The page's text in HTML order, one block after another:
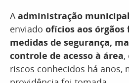
Aadministração municipal
enviado ofícios aos órgãos
medidas de segurança,
controle de acesso à área,
riscos conhecidos há anos,